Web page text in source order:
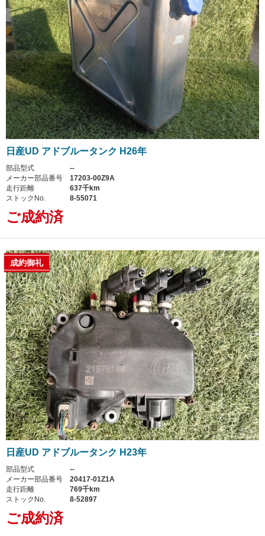
日産UD アドブルータンク H26年
部品型式
--
メーカー部品番号
17203-00Z9A
走行距離
637千km
ストックNo.
8-55071
ご成約済
成約御礼
日産UD アドブルータンク H23年
部品型式
--
メーカー部品番号
20417-01Z1A
走行距離
769千km
ストックNo.
8-52897
ご成約済